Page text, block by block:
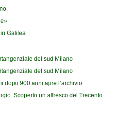
Galilea
del sud Milano
del sud Milano
dopo 900 anni apre l’archivio
Scoperto un affresco del Trecento